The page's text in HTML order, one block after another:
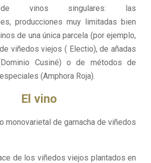
de vinos singulares: las
producciones muy limitadas bien
de una única parcela (por ejemplo,
viñedos viejos ( Electio), de añadas
Cusiné) o de métodos de
(Amphora Roja).
El vino
monovarietal de garnacha de viñedos
de los viñedos viejos plantados en